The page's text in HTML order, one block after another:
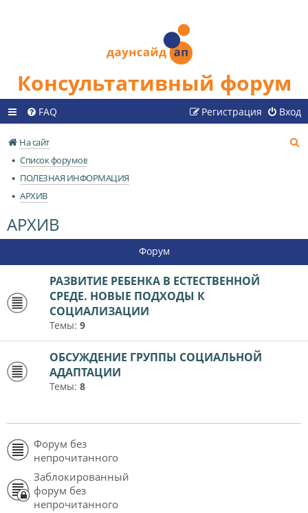
Консультативный форум
FAQ Вход
Регистрация
На сайт
Список форумов
ПОЛЕЗНАЯ ИНФОРМАЦИЯ
АРХИВ
АРХИВ
Форум
РАЗВИТИЕ РЕБЕНКА В ЕСТЕСТВЕННОЙ
СРЕДЕ. НОВЫЕ ПОДХОДЫ К
СОЦИАЛИЗАЦИИ
Темы: 9
ОБСУЖДЕНИЕ ГРУППЫ СОЦИАЛЬНОЙ
АДАПТАЦИИ
Темы: 8
Форум без
непрочитанного
Заблокированный
форум без
непрочитанного